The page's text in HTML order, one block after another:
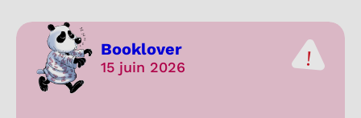
Booklover
15 juin 2026